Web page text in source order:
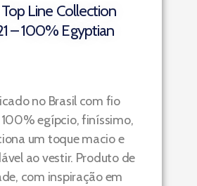
Line Collection
– 100% Egyptian
no Brasil com fio
egípcio, finíssimo,
um toque macio e
ao vestir. Produto de
com inspiração em